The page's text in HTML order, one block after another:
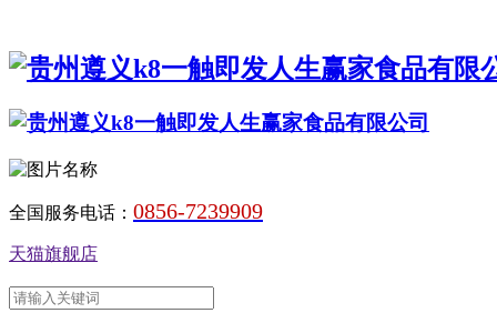
全国服务电话： 0856-7239909
天猫旗舰店